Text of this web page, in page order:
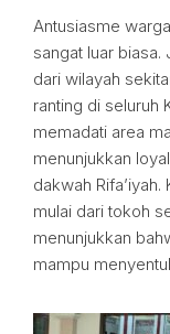
Antusiasme
sangat luar biasa.
dari wilayah
ranting di seluruh
memadati area
menunjukkan
dakwah
mulai dari tokoh
menunjukkan
mampu